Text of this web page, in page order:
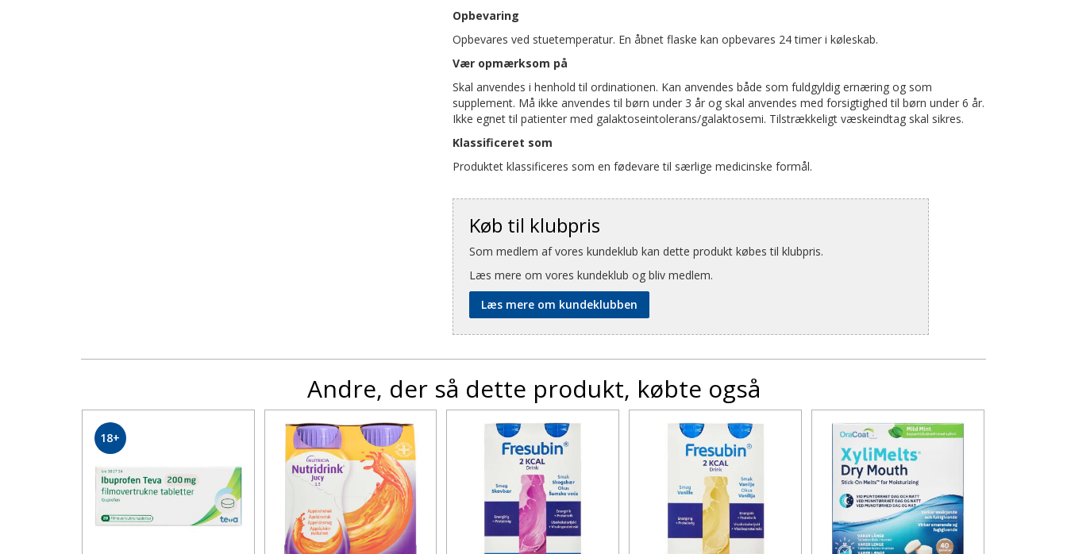
Opbevaring
Opbevares ved stuetemperatur. En åbnet flaske kan opbevares 24 timer i køleskab.
Vær opmærksom på
Skal anvendes i henhold til ordinationen. Kan anvendes både som fuldgyldig ernæring og som
supplement. Må ikke anvendes til børn under 3 år og skal anvendes med forsigtighed til børn under 6 år.
Ikke egnet til patienter med galaktoseintolerans/galaktosemi. Tilstrækkeligt væskeindtag skal sikres.
Klassificeret som
Produktet klassificeres som en fødevare til særlige medicinske formål.
Køb til klubpris
Som medlem af vores kundeklub kan dette produkt købes til klubpris.
Læs mere om vores kundeklub og bliv medlem.
Læs mere om kundeklubben
Andre, der så dette produkt, købte også
18+